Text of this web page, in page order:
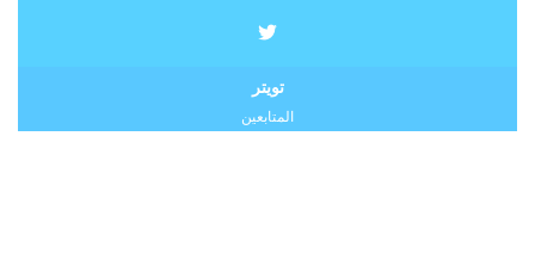
تويتر
المتابعين